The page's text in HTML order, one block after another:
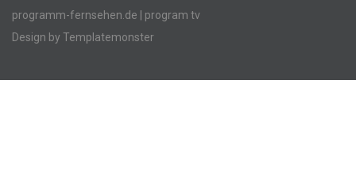
programm-fernsehen.de | program tv
Design by Templatemonster